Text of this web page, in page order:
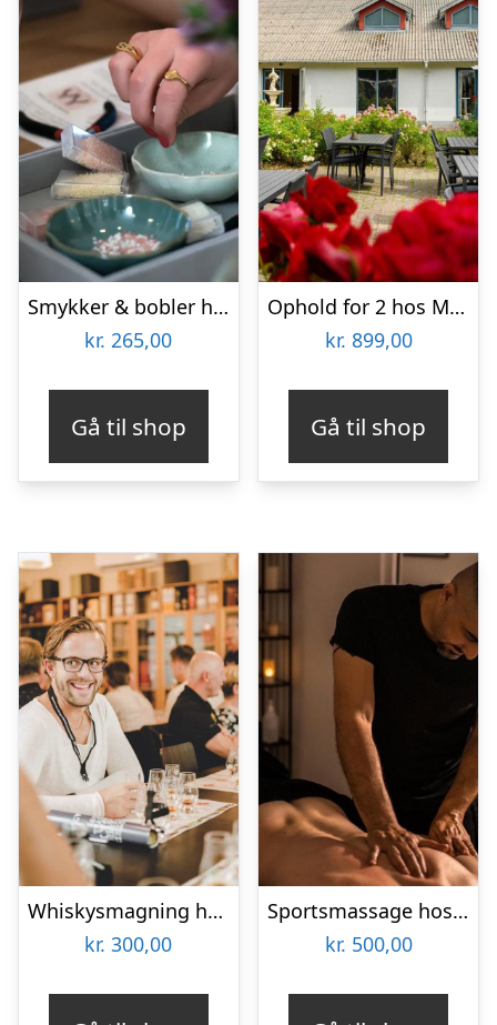
Smykker & bobler hos KreaKnud
kr. 265,00
Gå til shop
Ophold for 2 hos Menstrup Kro
kr. 899,00
Gå til shop
Whiskysmagning hos Braunstein
kr. 300,00
Sportsmassage hos Ermans Massage
kr. 500,00